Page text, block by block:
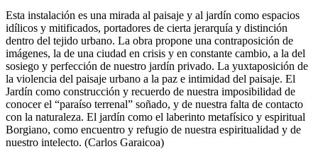
Esta instalación es una mirada al paisaje y al jardín como espacios
idílicos y mitificados, portadores de cierta jerarquía y distinción
dentro del tejido urbano. La obra propone una contraposición de
imágenes, la de una ciudad en crisis y en constante cambio, a la del
sosiego y perfección de nuestro jardín privado. La yuxtaposición de
la violencia del paisaje urbano a la paz e intimidad del paisaje. El
Jardín como construcción y recuerdo de nuestra imposibilidad de
conocer el “paraíso terrenal” soñado, y de nuestra falta de contacto
con la naturaleza. El jardín como el laberinto metafísico y espiritual
Borgiano, como encuentro y refugio de nuestra espiritualidad y de
nuestro intelecto. (Carlos Garaicoa)